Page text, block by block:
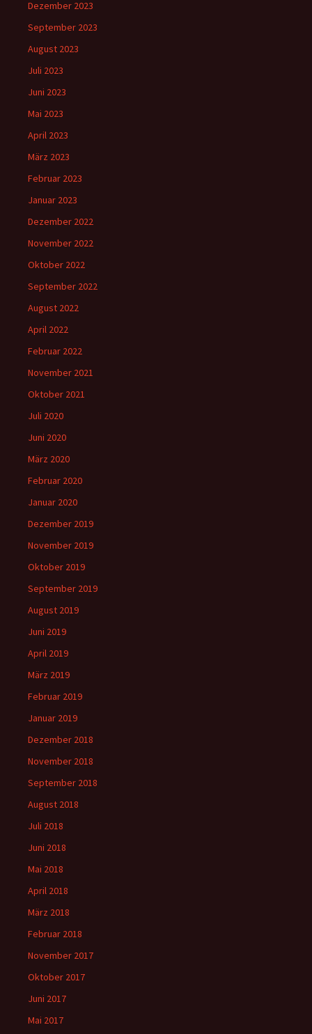
Dezember 2023
September 2023
August 2023
Juli 2023
Juni 2023
Mai 2023
April 2023
März 2023
Februar 2023
Januar 2023
Dezember 2022
November 2022
Oktober 2022
September 2022
August 2022
April 2022
Februar 2022
November 2021
Oktober 2021
Juli 2020
Juni 2020
März 2020
Februar 2020
Januar 2020
Dezember 2019
November 2019
Oktober 2019
September 2019
August 2019
Juni 2019
April 2019
März 2019
Februar 2019
Januar 2019
Dezember 2018
November 2018
September 2018
August 2018
Juli 2018
Juni 2018
Mai 2018
April 2018
März 2018
Februar 2018
November 2017
Oktober 2017
Juni 2017
Mai 2017